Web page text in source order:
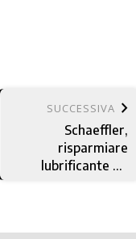
SUCCESSIVA keyboard_arrow_right
Schaeffler,
risparmiare
lubrificante ad